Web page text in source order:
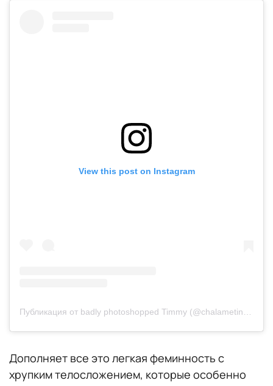
View this post on Instagram
Дополняет все это легкая феминность с
хрупким телосложением, которые особенно